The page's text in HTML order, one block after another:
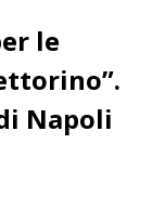
le
Napoli